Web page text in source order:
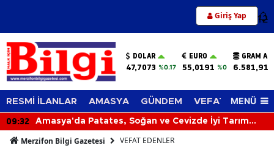
Giriş Yap 12
DOLAR
47,7073 %0.17
EURO
55,0191 %0
GRAM
6.581,91
RESMİ İLANLAR AMASYA GÜNDEM VEFAT EDENLER
MENÜ
09:32
Amasya'da Patates, Soğan ve Cevizde İyi Tarım
Merzifon Bilgi Gazetesi VEFAT EDENLER